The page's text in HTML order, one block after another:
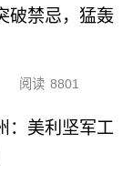
破禁忌，猛轰
阅读 8801
：美利坚军工